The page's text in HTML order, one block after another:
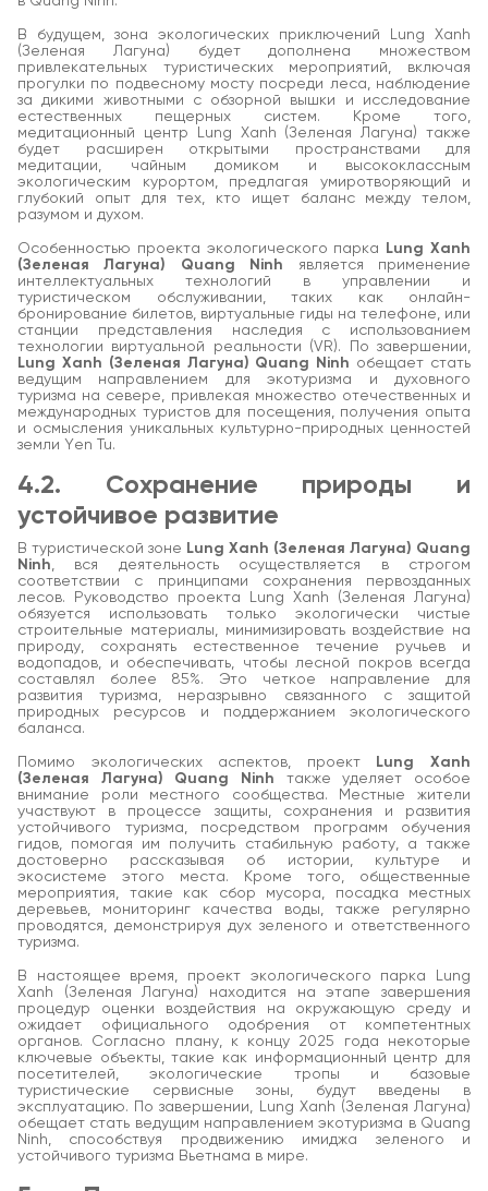
В будущем, зона экологических приключений Lung Xanh
(Зеленая Лагуна) будет дополнена множеством
привлекательных туристических мероприятий, включая
прогулки по подвесному мосту посреди леса, наблюдение
за дикими животными с обзорной вышки и исследование
естественных пещерных систем. Кроме того,
медитационный центр Lung Xanh (Зеленая Лагуна) также
будет расширен открытыми пространствами для
медитации, чайным домиком и высококлассным
экологическим курортом, предлагая умиротворяющий и
глубокий опыт для тех, кто ищет баланс между телом,
разумом и духом.
Особенностью проекта экологического парка Lung Xanh
(Зеленая Лагуна) Quang Ninh является применение
интеллектуальных технологий в управлении и
туристическом обслуживании, таких как онлайн-
бронирование билетов, виртуальные гиды на телефоне, или
станции представления наследия с использованием
технологии виртуальной реальности (VR). По завершении,
Lung Xanh (Зеленая Лагуна) Quang Ninh обещает стать
ведущим направлением для экотуризма и духовного
туризма на севере, привлекая множество отечественных и
международных туристов для посещения, получения опыта
и осмысления уникальных культурно-природных ценностей
земли Yen Tu.
4.2. Сохранение природы и
устойчивое развитие
В туристической зоне Lung Xanh (Зеленая Лагуна) Quang
Ninh, вся деятельность осуществляется в строгом
соответствии с принципами сохранения первозданных
лесов. Руководство проекта Lung Xanh (Зеленая Лагуна)
обязуется использовать только экологически чистые
строительные материалы, минимизировать воздействие на
природу, сохранять естественное течение ручьев и
водопадов, и обеспечивать, чтобы лесной покров всегда
составлял более 85%. Это четкое направление для
развития туризма, неразрывно связанного с защитой
природных ресурсов и поддержанием экологического
баланса.
Помимо экологических аспектов, проект Lung Xanh
(Зеленая Лагуна) Quang Ninh также уделяет особое
внимание роли местного сообщества. Местные жители
участвуют в процессе защиты, сохранения и развития
устойчивого туризма, посредством программ обучения
гидов, помогая им получить стабильную работу, а также
достоверно рассказывая об истории, культуре и
экосистеме этого места. Кроме того, общественные
мероприятия, такие как сбор мусора, посадка местных
деревьев, мониторинг качества воды, также регулярно
проводятся, демонстрируя дух зеленого и ответственного
туризма.
В настоящее время, проект экологического парка Lung
Xanh (Зеленая Лагуна) находится на этапе завершения
процедур оценки воздействия на окружающую среду и
ожидает официального одобрения от компетентных
органов. Согласно плану, к концу 2025 года некоторые
ключевые объекты, такие как информационный центр для
посетителей, экологические тропы и базовые
туристические сервисные зоны, будут введены в
эксплуатацию. По завершении, Lung Xanh (Зеленая Лагуна)
обещает стать ведущим направлением экотуризма в Quang
Ninh, способствуя продвижению имиджа зеленого и
устойчивого туризма Вьетнама в мире.